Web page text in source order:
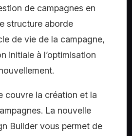
de campagnes en
structure aborde
de vie de la campagne,
initiale à l’optimisation
couvre la création et la
La nouvelle
Builder vous permet de